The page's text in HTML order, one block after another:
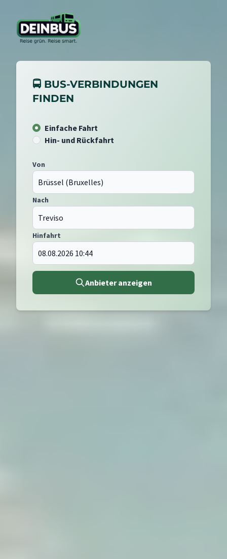
🚍 BUS-VERBINDUNGEN
FINDEN
Einfache Fahrt
Hin- und Rückfahrt
Von
Nach
Hinfahrt
Anbieter anzeigen